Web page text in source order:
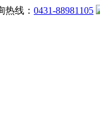
热线： 0431-88981105